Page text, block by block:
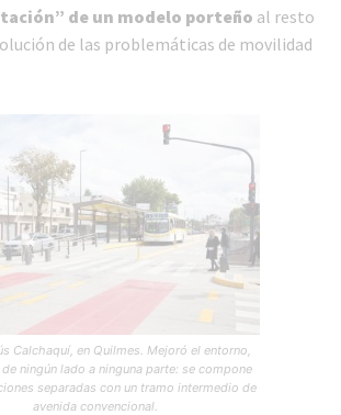
de un modelo porteño al resto
de las problemáticas de movilidad
Calchaquí, en Quilmes. Mejoró el entorno,
ningún lado a ninguna parte: se compone
separadas con un tramo intermedio de
avenida convencional.